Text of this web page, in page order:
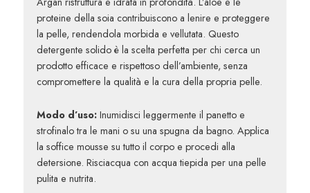
proteine della soia contribuiscono a lenire e proteggere
la pelle, rendendola morbida e vellutata. Questo
detergente solido è la scelta perfetta per chi cerca un
prodotto efficace e rispettoso dell’ambiente, senza
compromettere la qualità e la cura della propria pelle.
Modo d’uso: Inumidisci leggermente il panetto e
strofinalo tra le mani o su una spugna da bagno. Applica
la soffice mousse su tutto il corpo e procedi alla
detersione. Risciacqua con acqua tiepida per una pelle
pulita e nutrita.